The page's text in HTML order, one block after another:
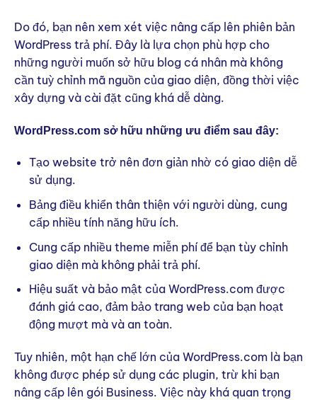
Do đó, bạn nên xem xét việc nâng cấp lên phiên bản
WordPress trả phí. Đây là lựa chọn phù hợp cho
những người muốn sở hữu blog cá nhân mà không
cần tuỳ chỉnh mã nguồn của giao diện, đồng thời việc
xây dựng và cài đặt cũng khá dễ dàng.
WordPress.com sở hữu những ưu điểm sau đây:
Tạo website trở nên đơn giản nhờ có giao diện dễ
sử dụng.
Bảng điều khiển thân thiện với người dùng, cung
cấp nhiều tính năng hữu ích.
Cung cấp nhiều theme miễn phí để bạn tùy chỉnh
giao diện mà không phải trả phí.
Hiệu suất và bảo mật của WordPress.com được
đánh giá cao, đảm bảo trang web của bạn hoạt
động mượt mà và an toàn.
Tuy nhiên, một hạn chế lớn của WordPress.com là bạn
không được phép sử dụng các plugin, trừ khi bạn
nâng cấp lên gói Business. Việc này khá quan trọng